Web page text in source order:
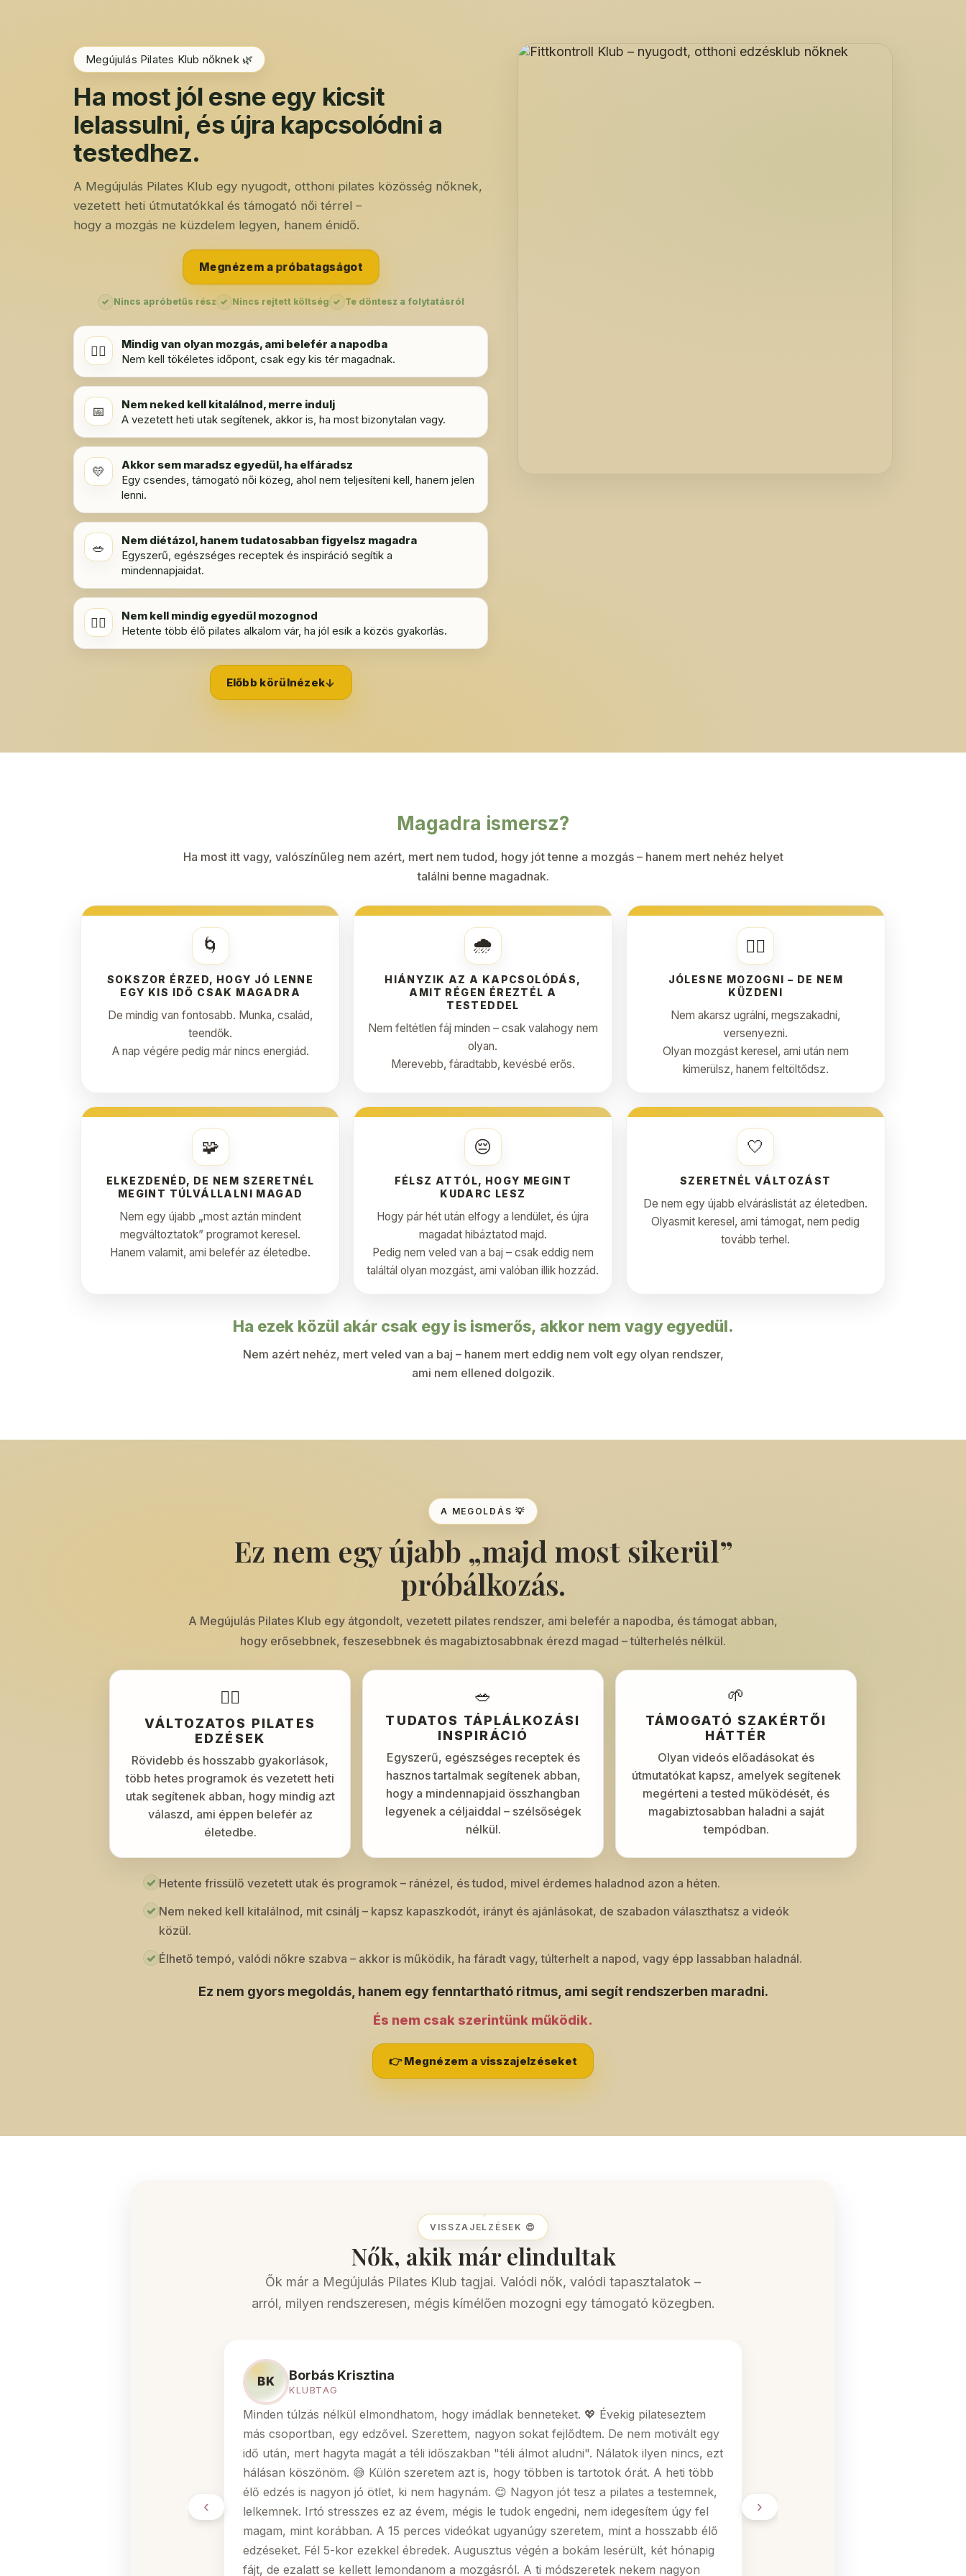
Megújulás Pilates Klub nőknek 🌿
Ha most jól esne egy kicsit
lelassulni, és újra kapcsolódni a
testedhez.
A Megújulás Pilates Klub egy nyugodt, otthoni pilates közösség nőknek,
vezetett heti útmutatókkal és támogató női térrel –
hogy a mozgás ne küzdelem legyen, hanem énidő.
Megnézem a próbatagságot
✓ Nincs apróbetűs rész ✓ Nincs rejtett költség ✓ Te döntesz a folytatásról
🧘‍♀️
Mindig van olyan mozgás, ami belefér a napodba
Nem kell tökéletes időpont, csak egy kis tér magadnak.
📅
Nem neked kell kitalálnod, merre indulj
A vezetett heti utak segítenek, akkor is, ha most bizonytalan vagy.
💛
Akkor sem maradsz egyedül, ha elfáradsz
Egy csendes, támogató női közeg, ahol nem teljesíteni kell, hanem jelen
lenni.
🥗
Nem diétázol, hanem tudatosabban figyelsz magadra
Egyszerű, egészséges receptek és inspiráció segítik a
mindennapjaidat.
🚶‍♀️
Nem kell mindig egyedül mozognod
Hetente több élő pilates alkalom vár, ha jól esik a közös gyakorlás.
Előbb körülnézek↓
Magadra ismersz?
Ha most itt vagy, valószínűleg nem azért, mert nem tudod, hogy jót tenne a mozgás – hanem mert nehéz helyet
találni benne magadnak.
🌀
SOKSZOR ÉRZED, HOGY JÓ LENNE
EGY KIS IDŐ CSAK MAGADRA
De mindig van fontosabb. Munka, család,
teendők.
A nap végére pedig már nincs energiád.
🌧️
HIÁNYZIK AZ A KAPCSOLÓDÁS,
AMIT RÉGEN ÉREZTÉL A
TESTEDDEL
Nem feltétlen fáj minden – csak valahogy nem
olyan.
Merevebb, fáradtabb, kevésbé erős.
🧘‍♀️
JÓLESNE MOZOGNI – DE NEM
KÜZDENI
Nem akarsz ugrálni, megszakadni,
versenyezni.
Olyan mozgást keresel, ami után nem
kimerülsz, hanem feltöltődsz.
🧩
ELKEZDENÉD, DE NEM SZERETNÉL
MEGINT TÚLVÁLLALNI MAGAD
Nem egy újabb „most aztán mindent
megváltoztatok” programot keresel.
Hanem valamit, ami belefér az életedbe.
😔
FÉLSZ ATTÓL, HOGY MEGINT
KUDARC LESZ
Hogy pár hét után elfogy a lendület, és újra
magadat hibáztatod majd.
Pedig nem veled van a baj – csak eddig nem
találtál olyan mozgást, ami valóban illik hozzád.
🤍
SZERETNÉL VÁLTOZÁST
De nem egy újabb elváráslistát az életedben.
Olyasmit keresel, ami támogat, nem pedig
tovább terhel.
Ha ezek közül akár csak egy is ismerős, akkor nem vagy egyedül.
Nem azért nehéz, mert veled van a baj – hanem mert eddig nem volt egy olyan rendszer,
ami nem ellened dolgozik.
A MEGOLDÁS 💡
Ez nem egy újabb „majd most sikerül”
próbálkozás.
A Megújulás Pilates Klub egy átgondolt, vezetett pilates rendszer, ami belefér a napodba, és támogat abban,
hogy erősebbnek, feszesebbnek és magabiztosabbnak érezd magad – túlterhelés nélkül.
🧘‍♀️
VÁLTOZATOS PILATES
EDZÉSEK
Rövidebb és hosszabb gyakorlások,
több hetes programok és vezetett heti
utak segítenek abban, hogy mindig azt
válaszd, ami éppen belefér az
életedbe.
🥗
TUDATOS TÁPLÁLKOZÁSI
INSPIRÁCIÓ
Egyszerű, egészséges receptek és
hasznos tartalmak segítenek abban,
hogy a mindennapjaid összhangban
legyenek a céljaiddal – szélsőségek
nélkül.
🌱
TÁMOGATÓ SZAKÉRTŐI
HÁTTÉR
Olyan videós előadásokat és
útmutatókat kapsz, amelyek segítenek
megérteni a tested működését, és
magabiztosabban haladni a saját
tempódban.
✓ Hetente frissülő vezetett utak és programok – ránézel, és tudod, mivel érdemes haladnod azon a héten.
✓ Nem neked kell kitalálnod, mit csinálj – kapsz kapaszkodót, irányt és ajánlásokat, de szabadon választhatsz a videók
közül.
✓ Élhető tempó, valódi nőkre szabva – akkor is működik, ha fáradt vagy, túlterhelt a napod, vagy épp lassabban haladnál.
Ez nem gyors megoldás, hanem egy fenntartható ritmus, ami segít rendszerben maradni.
És nem csak szerintünk működik.
👉 Megnézem a visszajelzéseket
VISSZAJELZÉSEK 😍
Nők, akik már elindultak
Ők már a Megújulás Pilates Klub tagjai. Valódi nők, valódi tapasztalatok –
arról, milyen rendszeresen, mégis kímélően mozogni egy támogató közegben.
‹ ›
Borbás Krisztina
KLUBTAG
Minden túlzás nélkül elmondhatom, hogy imádlak benneteket. 💖 Évekig pilateseztem
más csoportban, egy edzővel. Szerettem, nagyon sokat fejlődtem. De nem motivált egy
idő után, mert hagyta magát a téli időszakban "téli álmot aludni". Nálatok ilyen nincs, ezt
hálásan köszönöm. 😅 Külön szeretem azt is, hogy többen is tartotok órát. A heti több
élő edzés is nagyon jó ötlet, ki nem hagynám. 😊 Nagyon jót tesz a pilates a testemnek,
lelkemnek. Irtó stresszes ez az évem, mégis le tudok engedni, nem idegesítem úgy fel
magam, mint korábban. A 15 perces videókat ugyanúgy szeretem, mint a hosszabb élő
edzéseket. Fél 5-kor ezekkel ébredek. Augusztus végén a bokám lesérült, két hónapig
fájt, de ezalatt se kellett lemondanom a mozgásról. A ti módszeretek nekem nagyon